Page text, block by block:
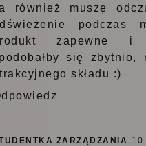
również muszę
podczas
zapewne
się zbytnio,
składu :)
ZARZĄDZANIA 10